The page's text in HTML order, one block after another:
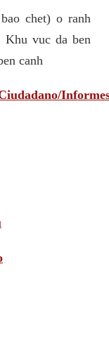
chet) o ranh
Khu vuc da ben
canh